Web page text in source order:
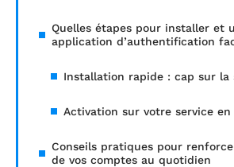
Quelles étapes pour installer et
application d’authentification
Installation rapide : cap sur la
Activation sur votre service en
Conseils pratiques pour
de vos comptes au quotidien